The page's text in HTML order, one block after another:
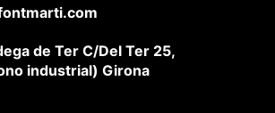
de Ter C/Del Ter 25,
industrial) Girona